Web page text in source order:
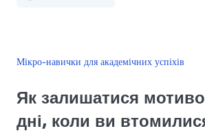
часу. Після певного моменту розумова
Мікро-навички для академічних успіхів
Як залишатися
дні, коли ви